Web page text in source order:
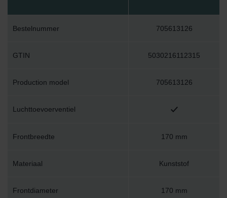
Bestelnummer 705613126
GTIN 5030216112315
Production model 705613126
Luchttoevoerventiel
Frontbreedte 170 mm
Materiaal Kunststof
Frontdiameter 170 mm